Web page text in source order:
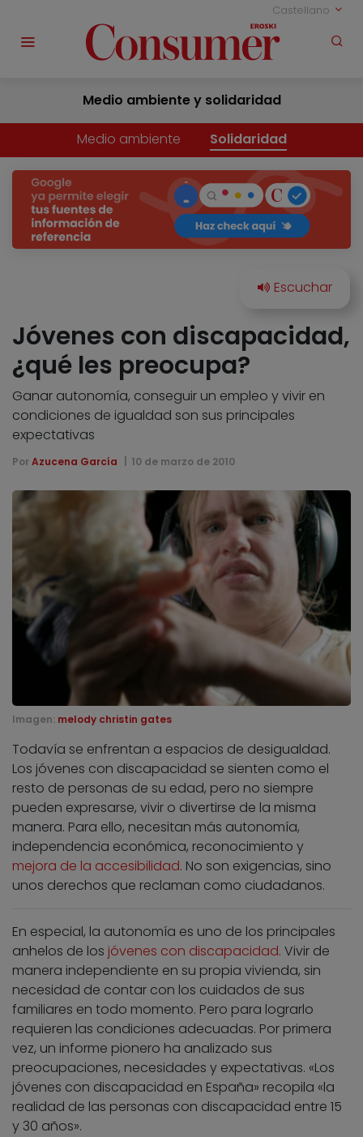
Castellano
Medio ambiente y solidaridad
Medio ambiente Solidaridad
Jóvenes con discapacidad,
¿qué les preocupa?
Ganar autonomía, conseguir un empleo y vivir en
condiciones de igualdad son sus principales
expectativas
Por Azucena García 10 de marzo de 2010
Imagen: melody christin gates
Todavía se enfrentan a espacios de desigualdad.
Los jóvenes con discapacidad se sienten como el
resto de personas de su edad, pero no siempre
pueden expresarse, vivir o divertirse de la misma
manera. Para ello, necesitan más autonomía,
independencia económica, reconocimiento y
mejora de la accesibilidad. No son exigencias, sino
unos derechos que reclaman como ciudadanos.
En especial, la autonomía es uno de los principales
anhelos de los jóvenes con discapacidad. Vivir de
manera independiente en su propia vivienda, sin
necesidad de contar con los cuidados de sus
familiares en todo momento. Pero para lograrlo
requieren las condiciones adecuadas. Por primera
vez, un informe pionero ha analizado sus
preocupaciones, necesidades y expectativas. «Los
jóvenes con discapacidad en España» recopila «la
realidad de las personas con discapacidad entre 15
y 30 años».